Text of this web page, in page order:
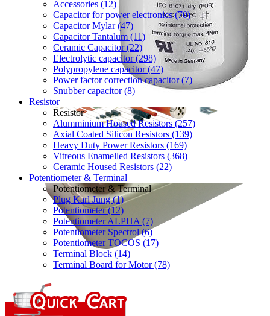
Accessories (12)
Capacitor for power electronics (70)
Capacitor Mylar (47)
Capacitor Tantalum (11)
Ceramic Capacitor (22)
Electrolytic capacitor (298)
Polypropylene capacitor (47)
Power factor correction capacitor (7)
Snubber capacitor (8)
Resistor
Resistor
Alumminium Housed Resistors (257)
Axial Coated Silicon Resistors (139)
Heavy Duty Power Resistors (169)
Vitreous Enamelled Resistors (368)
Ceramic Housed Resistors (22)
Potentiometer & Terminal
Potentiometer & Terminal
Plug Karl Jung (1)
Potentiometer (12)
Potentiometer ALPHA (7)
Potentiometer Spectrol (6)
Potentiometer TOCOS (17)
Terminal Block (14)
Terminal Board for Motor (78)